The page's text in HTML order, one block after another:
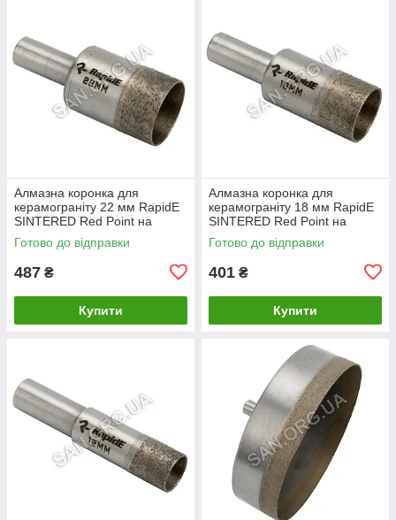
Алмазна коронка для
керамограніту 22 мм RapidE
SINTERED Red Point на
Дриль
Готово до відправки
487 ₴
Купити
Алмазна коронка для
керамограніту 18 мм RapidE
SINTERED Red Point на
Дриль
Готово до відправки
401 ₴
Купити